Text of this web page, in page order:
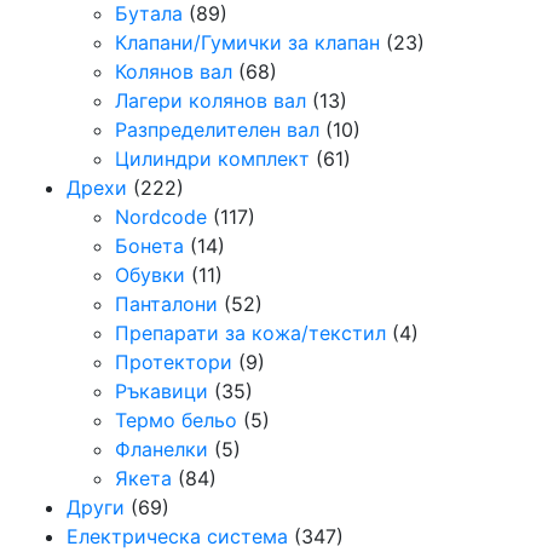
Бутала (89)
Клапани/Гумички за клапан (23)
Колянов вал (68)
Лагери колянов вал (13)
Разпределителен вал (10)
Цилиндри комплект (61)
Дрехи (222)
Nordcode (117)
Бонета (14)
Обувки (11)
Панталони (52)
Препарати за кожа/текстил (4)
Протектори (9)
Ръкавици (35)
Термо бельо (5)
Фланелки (5)
Якета (84)
Други (69)
Електрическа система (347)